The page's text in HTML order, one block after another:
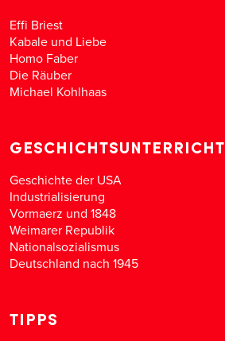
Effi Briest
Kabale und Liebe
Homo Faber
Die Räuber
Michael Kohlhaas
GESCHICHTSUNTERRICHT
Geschichte der USA
Industrialisierung
Vormaerz und 1848
Weimarer Republik
Nationalsozialismus
Deutschland nach 1945
TIPPS